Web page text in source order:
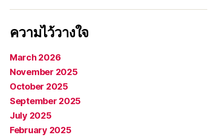
ความไว้วางใจ
March 2026
November 2025
October 2025
September 2025
July 2025
February 2025